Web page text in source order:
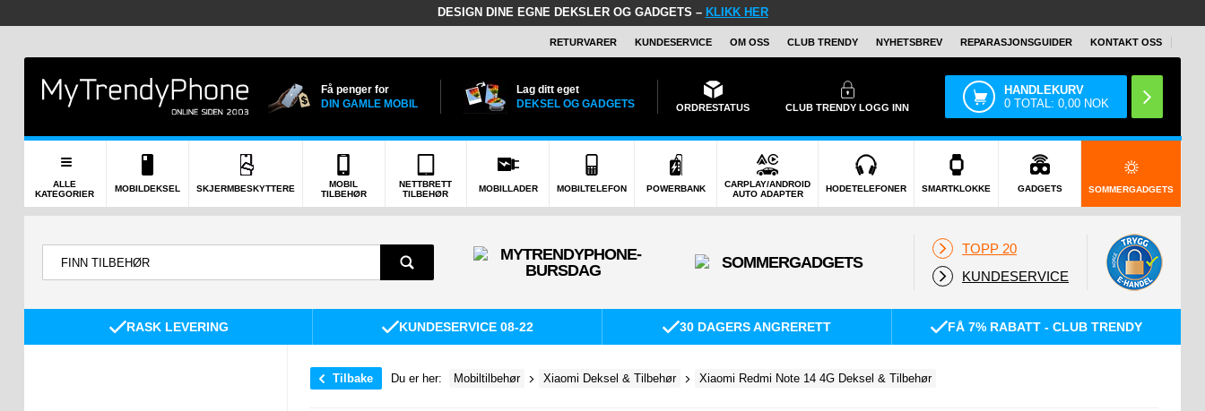
DESIGN DINE EGNE DEKSLER OG GADGETS – KLIKK HER
RETURVARER KUNDESERVICE OM OSS CLUB TRENDY NYHETSBREV REPARASJONSGUIDER KONTAKT OSS
Få penger for
DIN GAMLE MOBIL
Lag ditt eget
DEKSEL OG GADGETS
ORDRESTATUS CLUB TRENDYLOGG INN
HANDLEKURV
0 TOTAL:0,00 NOK
ALLE
KATEGORIER
MOBILDEKSEL SKJERMBESKYTTERE
MOBIL
TILBEHØR
NETTBRETT
TILBEHØR
MOBILLADER MOBILTELEFON POWERBANK
CARPLAY/ANDROID
AUTO ADAPTER
HODETELEFONER SMARTKLOKKE GADGETS SOMMERGADGETS
TOPP 20
KUNDESERVICE
RASK LEVERING KUNDESERVICE 08-22 30 DAGERS ANGRERETT FÅ 7% RABATT - CLUB TRENDY
Tilbake Du er her: Mobiltilbehør Xiaomi Deksel & Tilbehør Xiaomi Redmi Note 14 4G Deksel & Tilbehør